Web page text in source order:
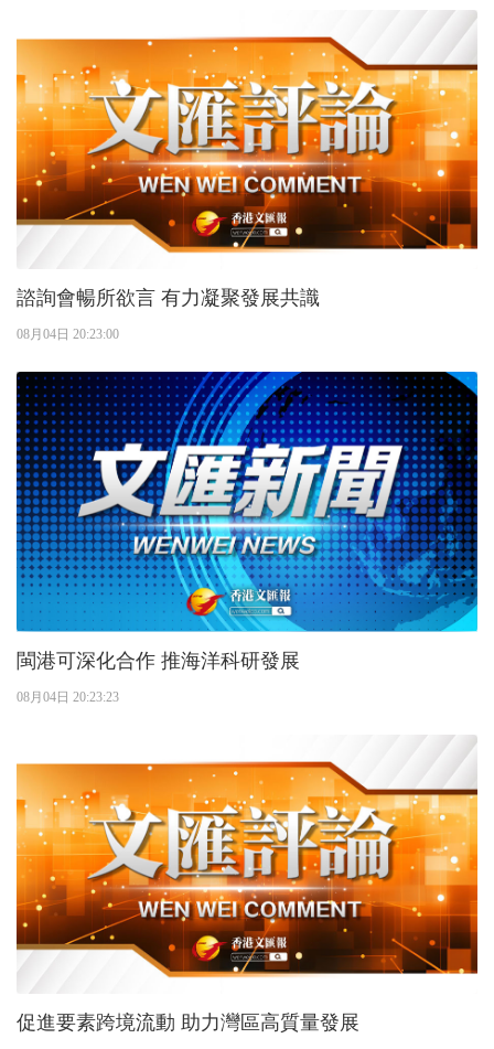
諮詢會暢所欲言 有力凝聚發展共識
08月04日 20:23:00
閩港可深化合作 推海洋科研發展
08月04日 20:23:23
促進要素跨境流動 助力灣區高質量發展